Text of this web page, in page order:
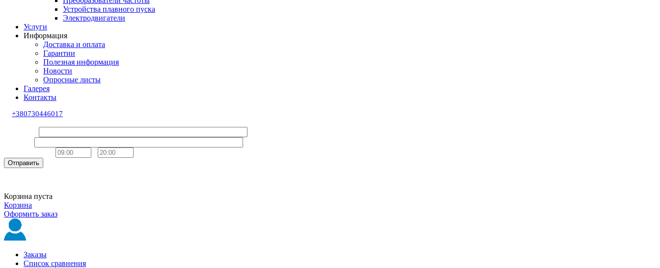
Устройства плавного пуска
Электродвигатели
Услуги
Информация
Доставка и оплата
Гарантии
Полезная информация
Новости
Опросные листы
Галерея
Контакты
+380730446017
Отправить
Корзина пуста
Корзина
Оформить заказ
Заказы
Список сравнения